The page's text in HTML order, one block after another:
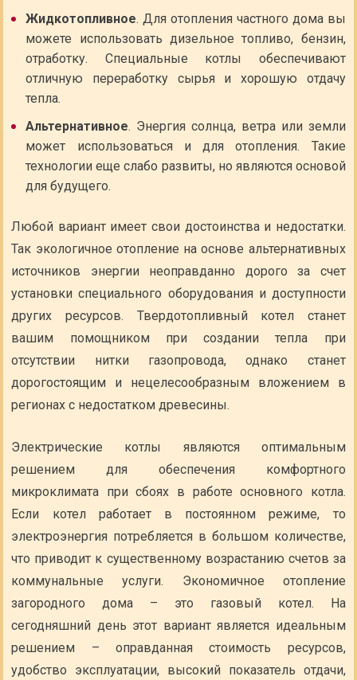
Жидкотопливное. Для отопления частного дома вы
можете использовать дизельное топливо, бензин,
отработку. Специальные котлы обеспечивают
отличную переработку сырья и хорошую отдачу
тепла.
Альтернативное. Энергия солнца, ветра или земли
может использоваться и для отопления. Такие
технологии еще слабо развиты, но являются основой
для будущего.
Любой вариант имеет свои достоинства и недостатки.
Так экологичное отопление на основе альтернативных
источников энергии неоправданно дорого за счет
установки специального оборудования и доступности
других ресурсов. Твердотопливный котел станет
вашим помощником при создании тепла при
отсутствии нитки газопровода, однако станет
дорогостоящим и нецелесообразным вложением в
регионах с недостатком древесины.
Электрические котлы являются оптимальным
решением для обеспечения комфортного
микроклимата при сбоях в работе основного котла.
Если котел работает в постоянном режиме, то
электроэнергия потребляется в большом количестве,
что приводит к существенному возрастанию счетов за
коммунальные услуги. Экономичное отопление
загородного дома – это газовый котел. На
сегодняшний день этот вариант является идеальным
решением – оправданная стоимость ресурсов,
удобство эксплуатации, высокий показатель отдачи,